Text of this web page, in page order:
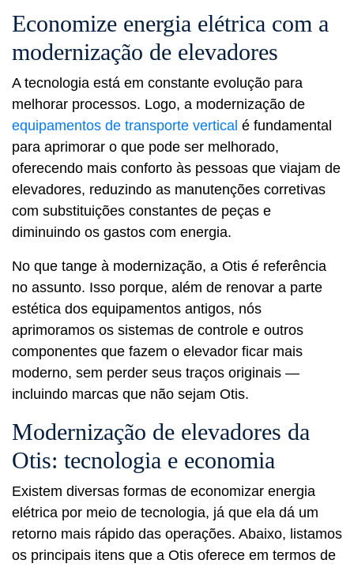
Economize energia elétrica com a
modernização de elevadores
A tecnologia está em constante evolução para
melhorar processos. Logo, a modernização de
equipamentos de transporte vertical é fundamental
para aprimorar o que pode ser melhorado,
oferecendo mais conforto às pessoas que viajam de
elevadores, reduzindo as manutenções corretivas
com substituições constantes de peças e
diminuindo os gastos com energia.
No que tange à modernização, a Otis é referência
no assunto. Isso porque, além de renovar a parte
estética dos equipamentos antigos, nós
aprimoramos os sistemas de controle e outros
componentes que fazem o elevador ficar mais
moderno, sem perder seus traços originais —
incluindo marcas que não sejam Otis.
Modernização de elevadores da
Otis: tecnologia e economia
Existem diversas formas de economizar energia
elétrica por meio de tecnologia, já que ela dá um
retorno mais rápido das operações. Abaixo, listamos
os principais itens que a Otis oferece em termos de